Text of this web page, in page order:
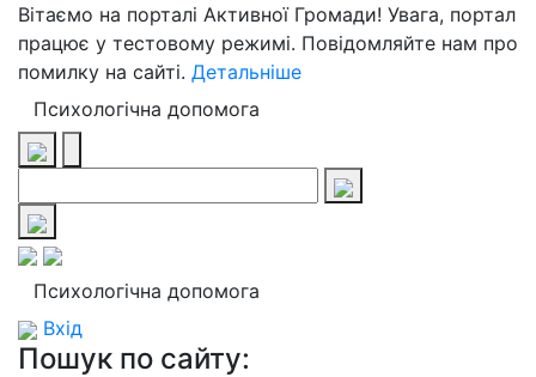
Вітаємо на порталі Активної Громади! Увага, портал
працює у тестовому режимі. Повідомляйте нам про
помилку на сайті. Детальніше
Психологічна допомога
Психологічна допомога
Вхід
Пошук по сайту: